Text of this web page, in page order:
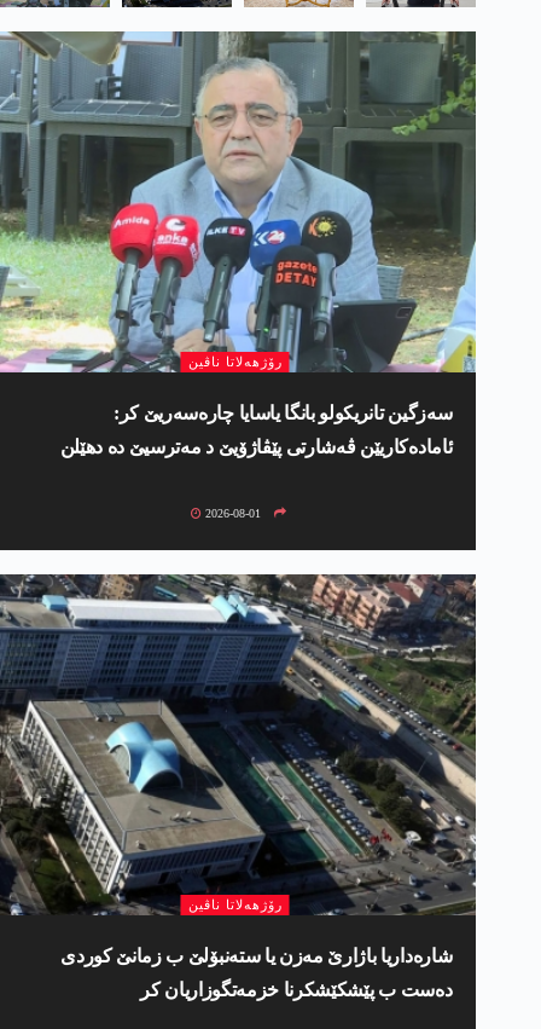
رۆژھەلاتا ناڤین
سەزگین تانریکولو بانگا یاسایا چارەسەریێ کر:
ئامادەکاریێن ڤەشارتی پێڤاژۆیێ د مەترسیێ دە دھێلن
2026-08-01
رۆژھەلاتا ناڤین
شارەداریا باژارێ مەزن یا ستەنبۆلێ ب زمانێ کوردی
دەست ب پێشکێشکرنا خزمەتگوزاریان کر